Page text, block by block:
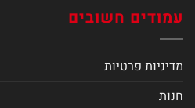
עמודים חשובים
מדיניות פרטיות
חנות